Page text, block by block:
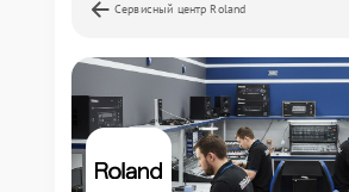
Сервисный центр Roland